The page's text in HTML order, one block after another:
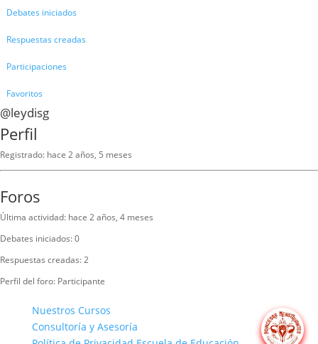
Debates iniciados
Respuestas creadas
Participaciones
Favoritos
@leydisg
Perfil
Registrado: hace 2 años, 5 meses
Foros
Última actividad: hace 2 años, 4 meses
Debates iniciados: 0
Respuestas creadas: 2
Perfil del foro: Participante
Nuestros Cursos
Consultoría y Asesoría